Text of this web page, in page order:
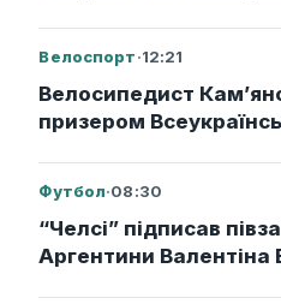
Велоспорт·12:21
Велосипедист
призером
Футбол·08:30
“Челсі” підписав
Аргентини Валентіна